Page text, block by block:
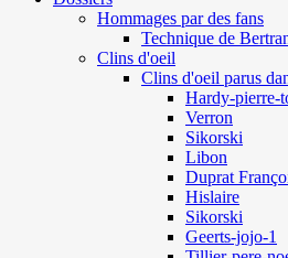
Hommages par des fans
Technique de
Clins d'oeil
Clins d'oeil parus
Hardy-pierre-
Verron
Sikorski
Libon
Duprat
Hislaire
Sikorski
Geerts-jojo-1